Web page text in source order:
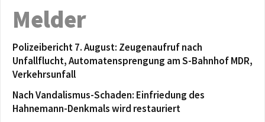
Melder
Polizeibericht 7. August: Zeugenaufruf nach
Unfallflucht, Automatensprengung am S-Bahnhof MDR,
Verkehrsunfall
Nach Vandalismus-Schaden: Einfriedung des
Hahnemann-Denkmals wird restauriert